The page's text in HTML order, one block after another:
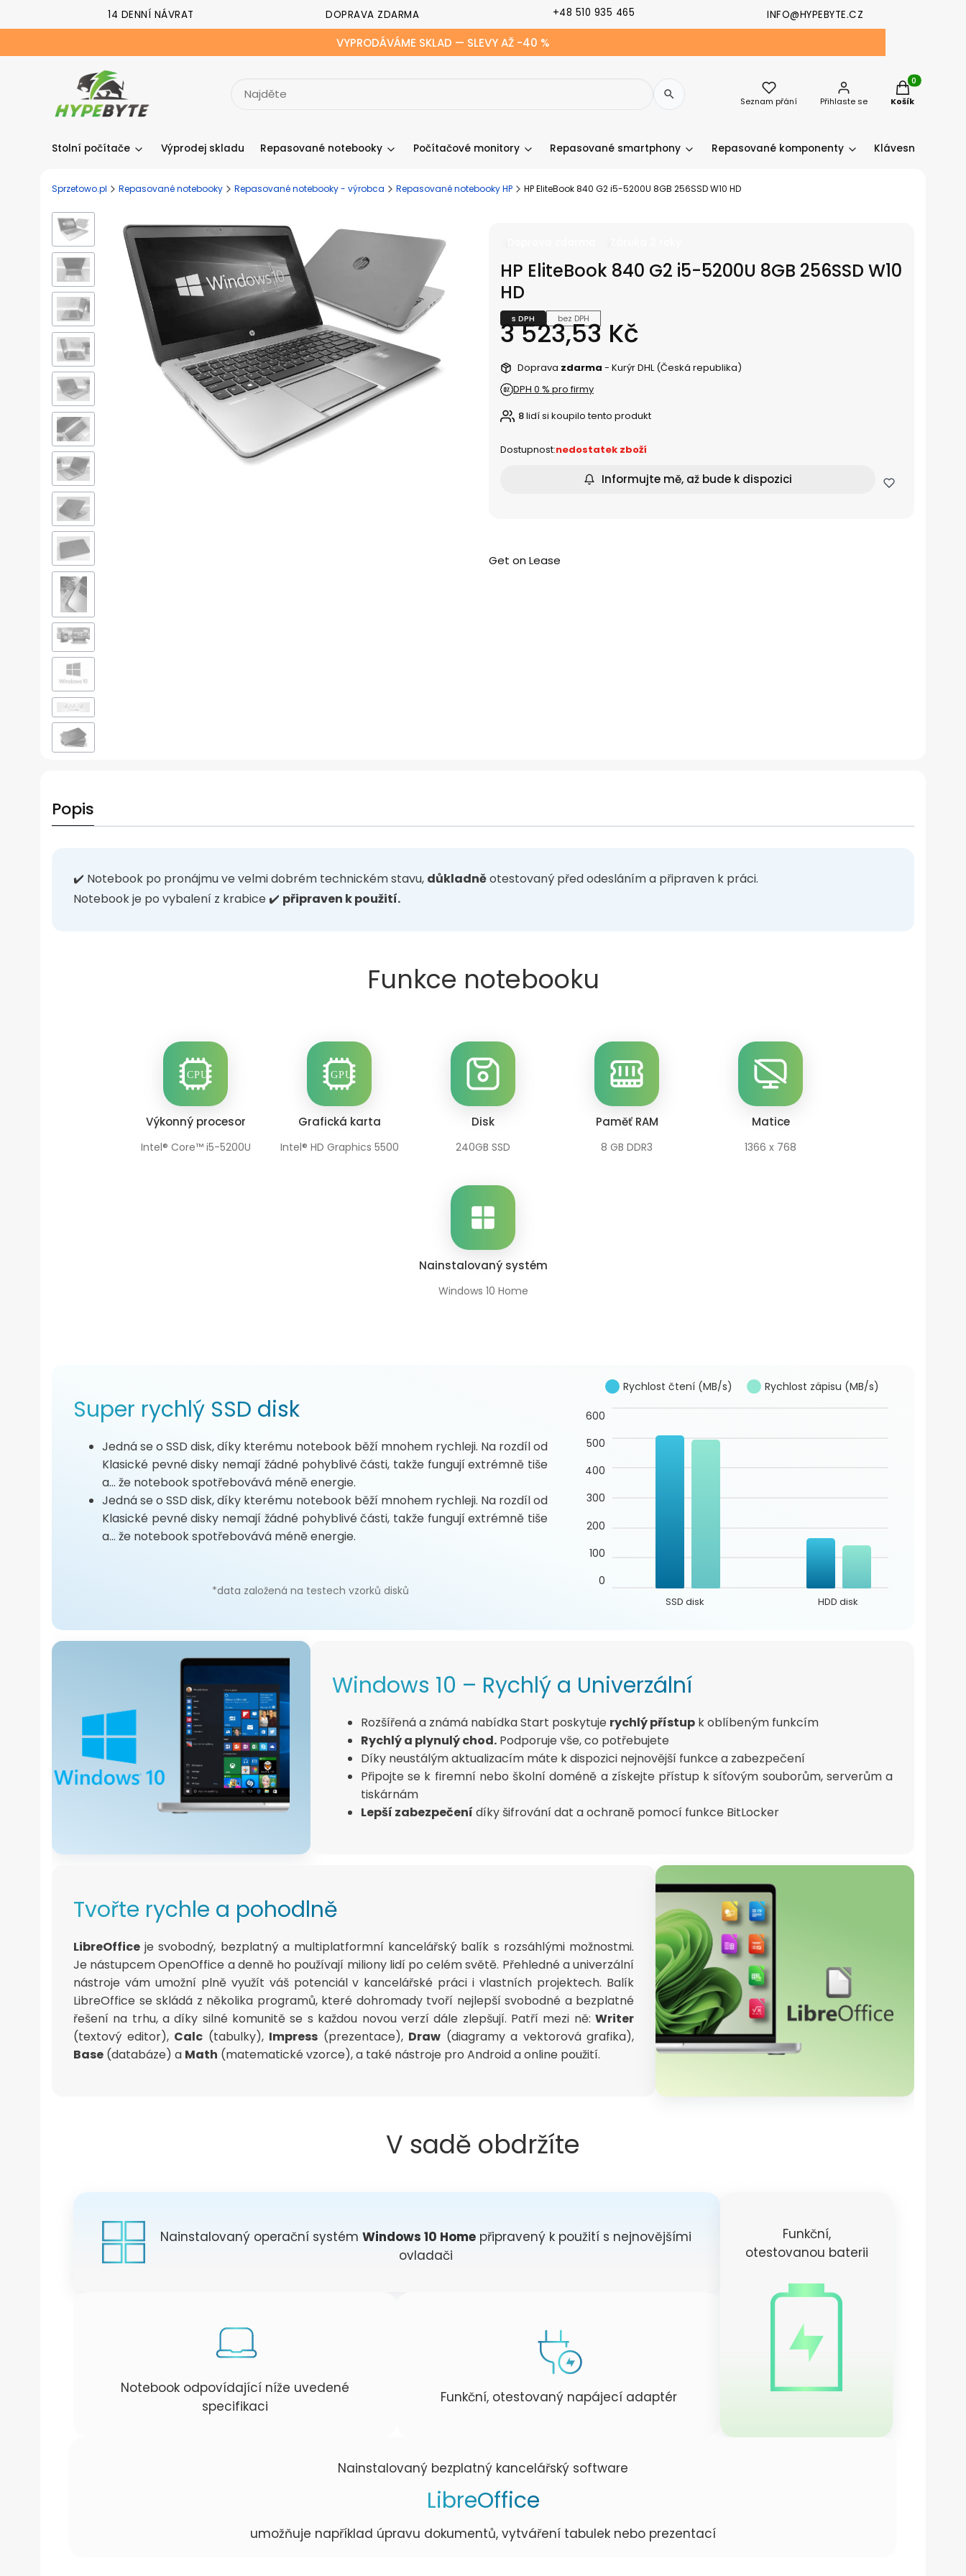
14 DENNÍ NÁVRAT DOPRAVA ZDARMA +48 510 935 465 INFO@HYPEBYTE.CZ
VYPRODÁVÁME SKLAD — SLEVY AŽ -40 %
Seznam přání Přihlaste se
Produkty v
Košík
Stolní počítače Výprodej skladu Repasované notebooky Počítačové monitory Repasované smartphony Repasované komponenty Klávesnice a myši
Sprzetowo.pl Repasované notebooky Repasované notebooky - výrobca Repasované notebooky HP HP EliteBook 840 G2 i5-5200U 8GB 256SSD W10 HD
HP EliteBook 840 G2 i5-5200U 8GB 256SSD W10
HD
s DPH bez DPH
Cena
3 523,53 Kč
Doprava zdarma - Kurýr DHL (Česká republika)
DPH 0 % pro firmy
8lidí si koupilo tento produkt
Dostupnost:nedostatek zboží
Informujte mě, až bude k dispozici
Get on Lease
Popis
✔️ Notebook po pronájmu ve velmi dobrém technickém stavu, důkladněotestovaný před odesláním a připraven k práci.
Notebook je po vybalení z krabice ✔️ připraven k použití.
Funkce notebooku
Výkonný procesor
Intel® Core™ i5-5200U
Grafická karta
Intel® HD Graphics 5500
Disk
240GB SSD
Paměť RAM
8 GB DDR3
Matice
1366 x 768
Nainstalovaný systém
Windows 10 Home
Super rychlý SSD disk
Jedná se o SSD disk, díky kterému notebook běží mnohem rychleji. Na rozdíl od
Klasické pevné disky nemají žádné pohyblivé části, takže fungují extrémně tiše
a... že notebook spotřebovává méně energie.
Jedná se o SSD disk, díky kterému notebook běží mnohem rychleji. Na rozdíl od
Klasické pevné disky nemají žádné pohyblivé části, takže fungují extrémně tiše
a... že notebook spotřebovává méně energie.
*data založená na testech vzorků disků
Rychlost čtení (MB/s) Rychlost zápisu (MB/s)
600
500
400
300
200
100
0
SSD disk HDD disk
Windows 10 – Rychlý a Univerzální
Rozšířená a známá nabídka Start poskytuje rychlý přístup k oblíbeným funkcím
Rychlý a plynulý chod. Podporuje vše, co potřebujete
Díky neustálým aktualizacím máte k dispozici nejnovější funkce a zabezpečení
Připojte se k firemní nebo školní doméně a získejte přístup k síťovým souborům, serverům a
tiskárnám
Lepší zabezpečení díky šifrování dat a ochraně pomocí funkce BitLocker
Tvořte rychle a pohodlně
LibreOffice je svobodný, bezplatný a multiplatformní kancelářský balík s rozsáhlými možnostmi.
Je nástupcem OpenOffice a denně ho používají miliony lidí po celém světě. Přehledné a univerzální
nástroje vám umožní plně využít váš potenciál v kancelářské práci i vlastních projektech. Balík
LibreOffice se skládá z několika programů, které dohromady tvoří nejlepší svobodné a bezplatné
řešení na trhu, a díky silné komunitě se s každou novou verzí dále zlepšují. Patří mezi ně: Writer
(textový editor), Calc (tabulky), Impress (prezentace), Draw (diagramy a vektorová grafika),
Base (databáze) a Math (matematické vzorce), a také nástroje pro Android a online použití.
V sadě obdržíte
Nainstalovaný operační systém Windows 10 Homepřipravený k použití s nejnovějšími
ovladači
Notebook odpovídající níže uvedené
specifikaci
Funkční, otestovaný napájecí adaptér
Funkční,
otestovanou baterii
Nainstalovaný bezplatný kancelářský software
LibreOffice
umožňuje například úpravu dokumentů, vytváření tabulek nebo prezentací